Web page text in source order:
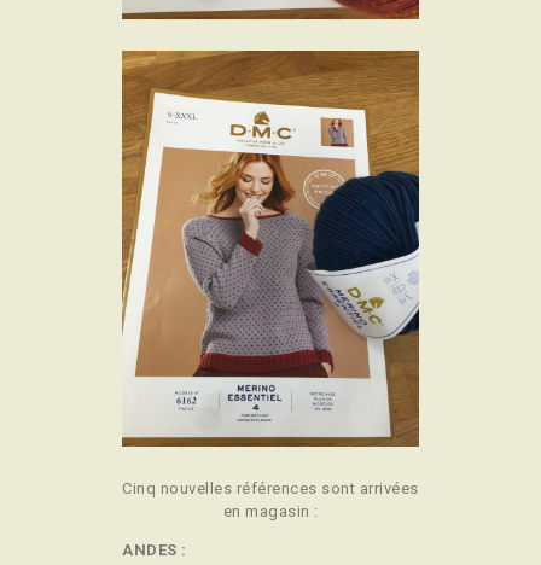
Cinq nouvelles références sont arrivées
en magasin :
ANDES :